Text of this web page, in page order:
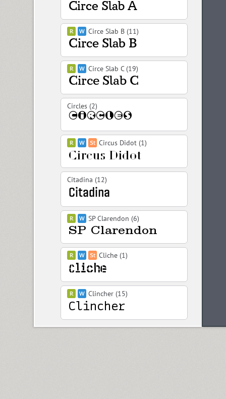
Circe Slab B (11)
Circe Slab C (19)
Circles (2)
Circus Didot (1)
Citadina (12)
SP Clarendon (6)
Cliche (1)
Clincher (15)